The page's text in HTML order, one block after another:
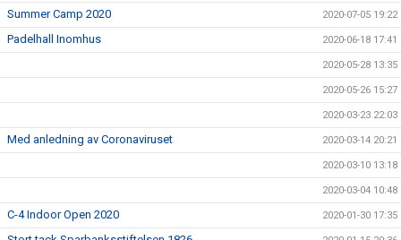
Summer Camp 2020 2020-07-05 19:22
Padelhall Inomhus 2020-06-18 17:41
2020-05-28 13:35
2020-05-26 15:27
2020-03-23 22:03
Med anledning av Coronaviruset 2020-03-14 20:21
2020-03-10 13:18
2020-03-04 10:48
C-4 Indoor Open 2020 2020-01-30 17:35